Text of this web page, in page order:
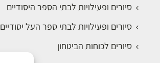
סיורים ופעילויות לבתי הספר היסודיים
סיורים ופעילויות לבתי ספר העל יסודיים
סיורים לכוחות הביטחון